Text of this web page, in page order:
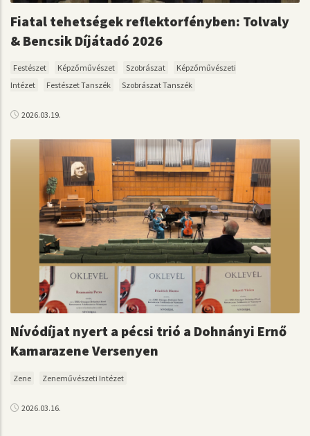
Fiatal tehetségek reflektorfényben: Tolvaly
& Bencsik Díjátadó 2026
Festészet Képzőművészet Szobrászat
Képzőművészeti
Intézet
Festészet Tanszék Szobrászat Tanszék
2026.03.19.
Nívódíjat nyert a pécsi trió a Dohnányi Ernő
Kamarazene Versenyen
Zene Zeneművészeti Intézet
2026.03.16.